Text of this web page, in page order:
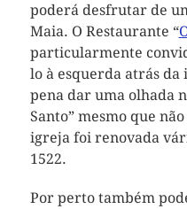
poderá desfrutar de
Maia. O Restaurante “
particularmente
lo à esquerda atrás
pena dar uma olhada
Santo” mesmo que
igreja foi renovada
1522.
Por perto também